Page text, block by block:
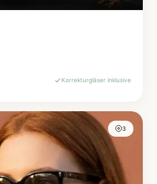
Korrekturgläser inklusive
3